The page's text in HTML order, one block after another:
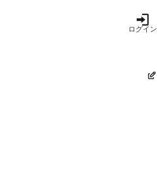
ログイン